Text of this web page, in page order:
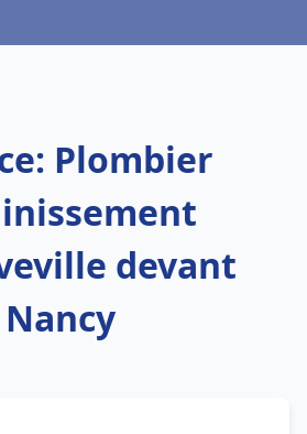
Plombier
devant
Nancy